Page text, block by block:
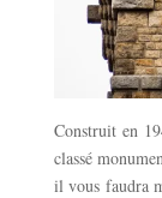
Construit en
classé
il vous faudra